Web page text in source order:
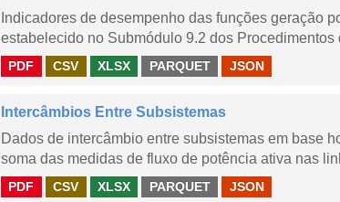
Indicadores de desempenho das funções geração
estabelecido no Submódulo 9.2 dos
PDF CSV XLSX PARQUET JSON
Intercâmbios Entre Subsistemas
Dados de intercâmbio entre subsistemas em base
soma das medidas de fluxo de potência ativa nas
PDF CSV XLSX PARQUET JSON